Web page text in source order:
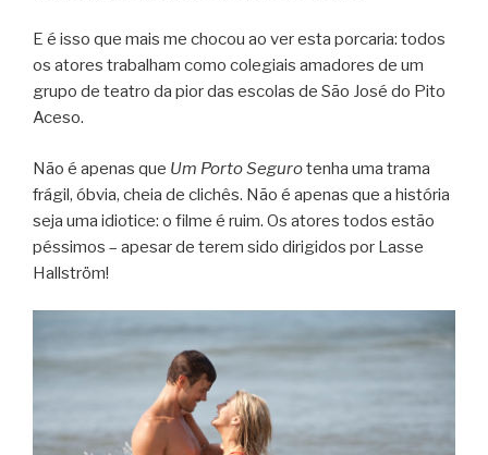
E é isso que mais me chocou ao ver esta porcaria: todos
os atores trabalham como colegiais amadores de um
grupo de teatro da pior das escolas de São José do Pito
Aceso.
Não é apenas que Um Porto Segurotenha uma trama
frágil, óbvia, cheia de clichês. Não é apenas que a história
seja uma idiotice: o filme é ruim. Os atores todos estão
péssimos – apesar de terem sido dirigidos por Lasse
Hallström!